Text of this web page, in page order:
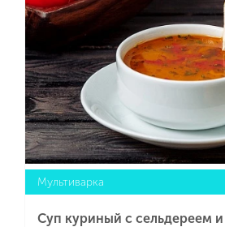
Мультиварка
Суп куриный с сельдереем